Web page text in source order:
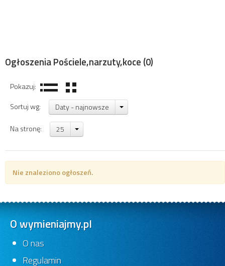
Ogłoszenia Pościele,narzuty,koce (0)
Pokazuj:
Sortuj wg:
Daty - najnowsze
Na stronę: 25
Nie znaleziono ogłoszeń.
O wymieniajmy.pl
O nas
Regulamin